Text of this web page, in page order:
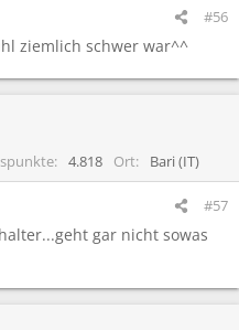
#56
ziemlich schwer war^^
4.818 Ort Bari (IT)
#57
gar nicht sowas